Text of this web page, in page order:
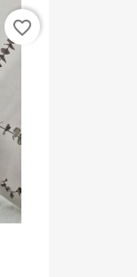
favorite_border